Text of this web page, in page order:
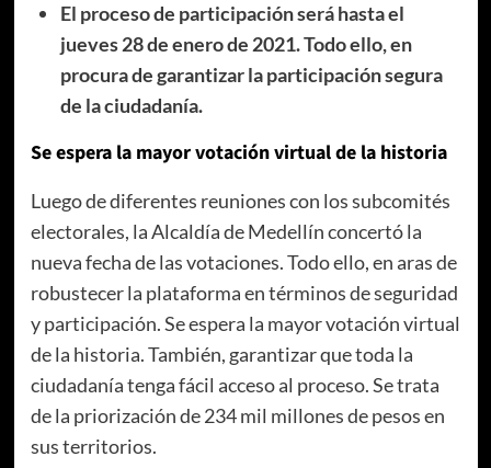
El proceso de participación será hasta el
jueves 28 de enero de 2021. Todo ello, en
procura de garantizar la participación segura
de la ciudadanía.
Se espera la mayor votación virtual de la historia
Luego de diferentes reuniones con los subcomités
electorales, la Alcaldía de Medellín concertó la
nueva fecha de las votaciones. Todo ello, en aras de
robustecer la plataforma en términos de seguridad
y participación. Se espera la mayor votación virtual
de la historia. También, garantizar que toda la
ciudadanía tenga fácil acceso al proceso. Se trata
de la priorización de 234 mil millones de pesos en
sus territorios.